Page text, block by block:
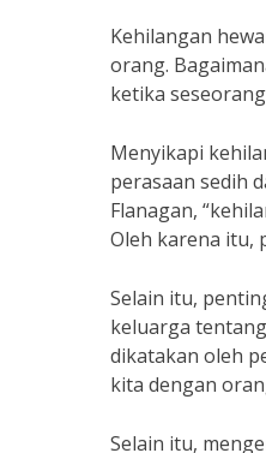
Kehilangan
orang.
ketika
Menyikapi
perasaan sedih
Flanagan,
Oleh karena itu,
Selain itu,
keluarga
dikatakan oleh
kita dengan
Selain itu,